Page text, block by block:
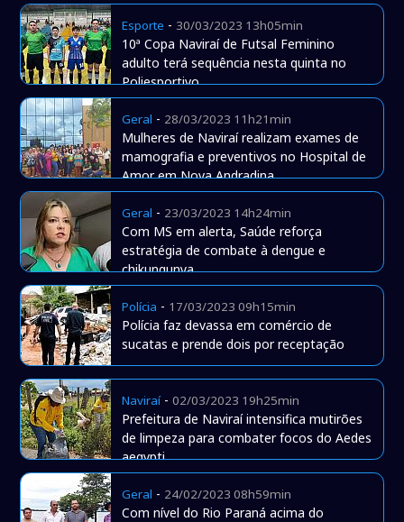
Esporte - 30/03/2023 13h05min
10ª Copa Naviraí de Futsal Feminino
adulto terá sequência nesta quinta no
Poliesportivo
Geral - 28/03/2023 11h21min
Mulheres de Naviraí realizam exames de
mamografia e preventivos no Hospital de
Amor em Nova Andradina
Geral - 23/03/2023 14h24min
Com MS em alerta, Saúde reforça
estratégia de combate à dengue e
chikungunya
Polícia - 17/03/2023 09h15min
Polícia faz devassa em comércio de
sucatas e prende dois por receptação
Naviraí-02/03/2023 19h25min
Prefeitura de Naviraí intensifica mutirões
de limpeza para combater focos do Aedes
aegypti
Geral - 24/02/2023 08h59min
Com nível do Rio Paraná acima do